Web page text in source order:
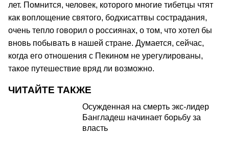
лет. Помнится, человек, которого многие тибетцы чтят
как воплощение святого, бодхисаттвы сострадания,
очень тепло говорил о россиянах, о том, что хотел бы
вновь побывать в нашей стране. Думается, сейчас,
когда его отношения с Пекином не урегулированы,
такое путешествие вряд ли возможно.
ЧИТАЙТЕ ТАКЖЕ
Осужденная на смерть экс-лидер
Бангладеш начинает борьбу за
власть